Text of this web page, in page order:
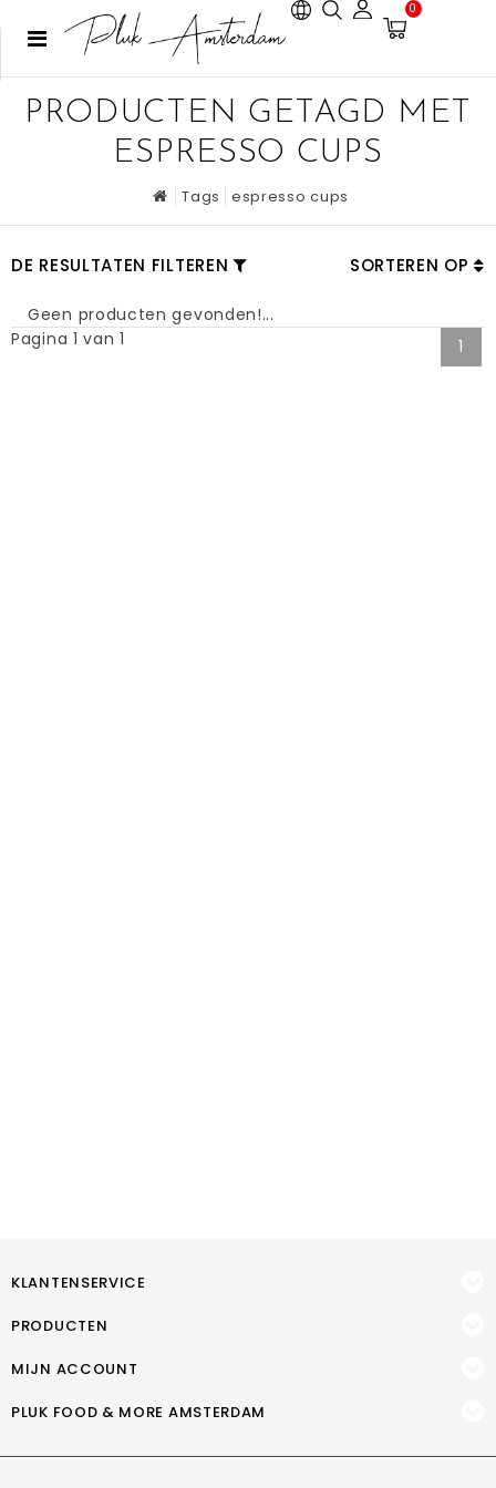
0
PRODUCTEN GETAGD MET
ESPRESSO CUPS
Tags espresso cups
DE RESULTATEN FILTEREN SORTEREN OP
Geen producten gevonden!...
Pagina 1 van 1
1
KLANTENSERVICE
PRODUCTEN
MIJN ACCOUNT
PLUK FOOD & MORE AMSTERDAM